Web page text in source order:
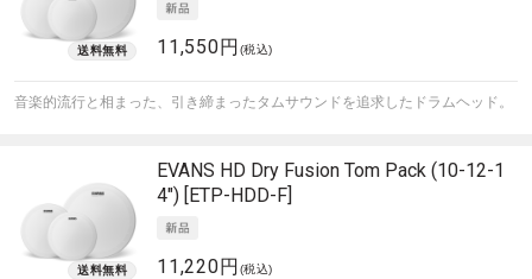
11,550円 (税込)
音楽的流行と相まった、引き締まったタムサウンドを追求したドラムヘッド。
EVANS HD Dry Fusion Tom Pack (10-12-1
4") [ETP-HDD-F]
11,220円 (税込)